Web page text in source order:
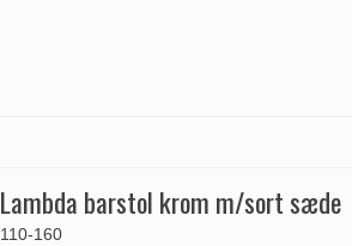
Lambda barstol krom m/sort sæde
110-160